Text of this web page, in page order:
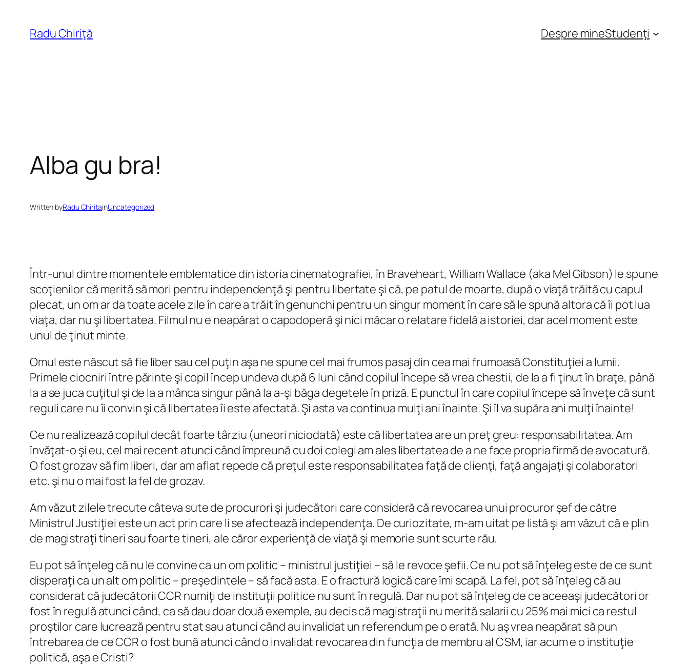
content
Radu Chiriţă Despre mineStudenţi
Alba gu bra!
Written byRadu ChiritainUncategorized
Într-unul dintre momentele emblematice din istoria cinematografiei, în Braveheart, William Wallace (aka Mel Gibson) le spune
scoţienilor că merită să mori pentru independenţă şi pentru libertate şi că, pe patul de moarte, după o viaţă trăită cu capul
plecat, un om ar da toate acele zile în care a trăit în genunchi pentru un singur moment în care să le spună altora că îi pot lua
viaţa, dar nu şi libertatea. Filmul nu e neapărat o capodoperă şi nici măcar o relatare fidelă a istoriei, dar acel moment este
unul de ţinut minte.
Omul este născut să fie liber sau cel puţin aşa ne spune cel mai frumos pasaj din cea mai frumoasă Constituţiei a lumii.
Primele ciocniri între părinte şi copil încep undeva după 6 luni când copilul începe să vrea chestii, de la a fi ţinut în braţe, până
la a se juca cuţitul şi de la a mânca singur până la a-şi băga degetele în priză. E punctul în care copilul începe să înveţe că sunt
reguli care nu îi convin şi că libertatea îi este afectată. Şi asta va continua mulţi ani înainte. Şi îl va supăra ani mulţi înainte!
Ce nu realizează copilul decât foarte târziu (uneori niciodată) este că libertatea are un preţ greu: responsabilitatea. Am
învăţat-o şi eu, cel mai recent atunci când împreună cu doi colegi am ales libertatea de a ne face propria firmă de avocatură.
O fost grozav să fim liberi, dar am aflat repede că preţul este responsabilitatea faţă de clienţi, faţă angajaţi şi colaboratori
etc. şi nu o mai fost la fel de grozav.
Am văzut zilele trecute câteva sute de procurori şi judecători care consideră că revocarea unui procuror şef de către
Ministrul Justiţiei este un act prin care li se afectează independenţa. De curiozitate, m-am uitat pe listă şi am văzut că e plin
de magistraţi tineri sau foarte tineri, ale căror experienţă de viaţă şi memorie sunt scurte rău.
Eu pot să înţeleg că nu le convine ca un om politic – ministrul justiţiei – să le revoce şefii. Ce nu pot să înţeleg este de ce sunt
disperaţi ca un alt om politic – preşedintele – să facă asta. E o fractură logică care îmi scapă. La fel, pot să înţeleg că au
considerat că judecătorii CCR numiţi de instituţii politice nu sunt în regulă. Dar nu pot să înţeleg de ce aceeaşi judecători or
fost în regulă atunci când, ca să dau doar două exemple, au decis că magistraţii nu merită salarii cu 25% mai mici ca restul
proştilor care lucrează pentru stat sau atunci când au invalidat un referendum pe o erată. Nu aş vrea neapărat să pun
întrebarea de ce CCR o fost bună atunci când o invalidat revocarea din funcţia de membru al CSM, iar acum e o instituţie
politică, aşa e Cristi?